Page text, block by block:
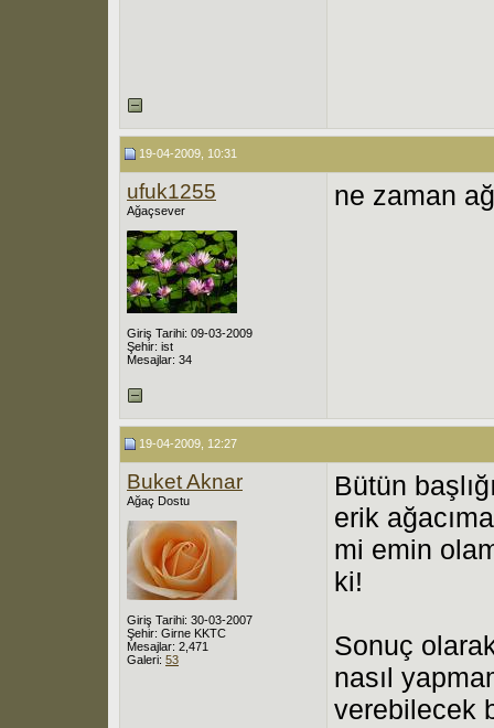
19-04-2009, 10:31
ufuk1255
Ağaçsever
Giriş Tarihi: 09-03-2009
Şehir: ist
Mesajlar: 34
ne zaman
19-04-2009, 12:27
Buket Aknar
Ağaç Dostu
Giriş Tarihi: 30-03-2007
Şehir: Girne KKTC
Mesajlar: 2,471
Galeri: 53
Bütün
erik
mi emin
ki!
Sonuç
nasıl
verebilecek